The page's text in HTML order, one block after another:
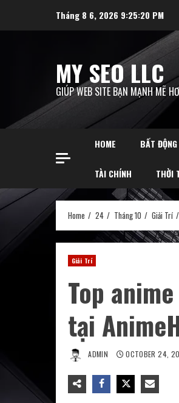
Tháng 8 6, 2026 9:25:21 PM
MY SEO LLC
GIÚP WEB SITE BẠN MẠNH MẼ
HOME BẤT
TÀI CHÍNH THỜI
Home 24 Tháng 10 Giải Trí
Giải Trí
Top
tại
ADMIN OCTOBER 24,